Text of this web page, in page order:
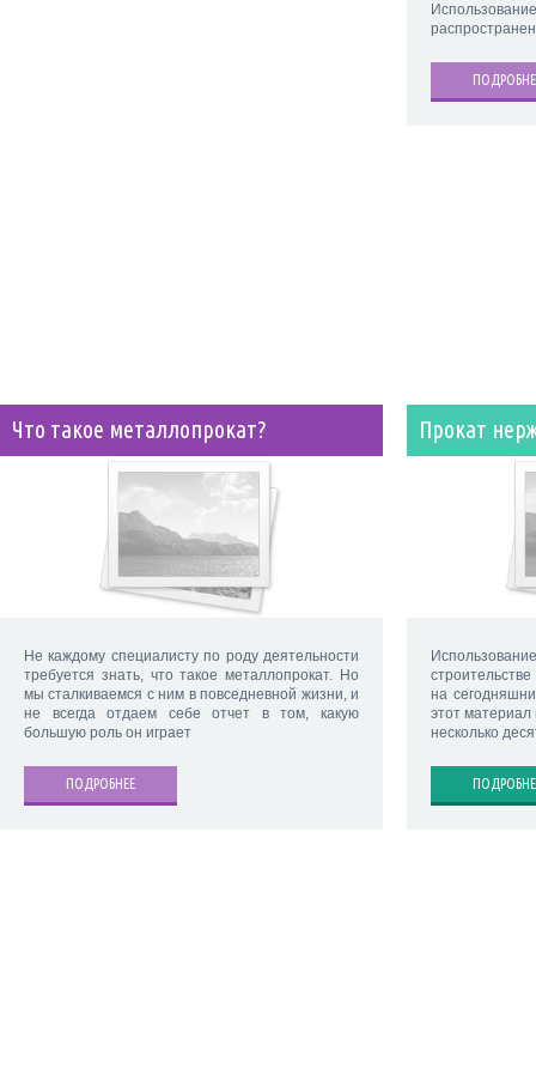
Что такое металлопрокат?
Не каждому специалисту по роду деятельности
требуется знать, что такое металлопрокат. Но
мы сталкиваемся с ним в повседневной жизни, и
не всегда отдаем себе отчет в том, какую
большую роль он играет
ПОДРОБНЕЕ
Прокат
на
этот материал
несколько